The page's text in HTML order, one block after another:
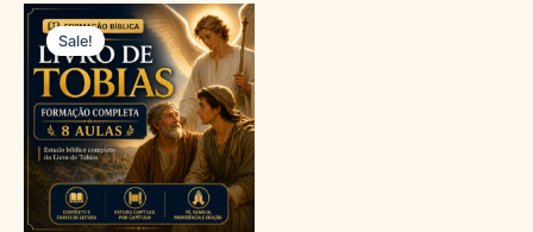
Sale! preço
original
era:
R$89,00.
O
preço
atual
é:
R$59,00.